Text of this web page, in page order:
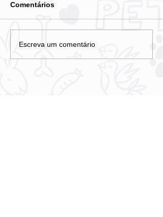
Comentários
Escreva um comentário